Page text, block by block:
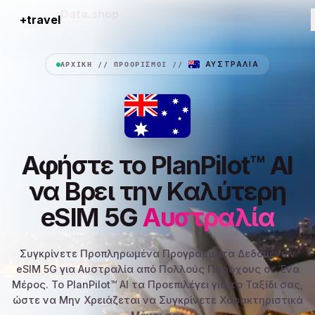
+travel
ΑΡΧΙΚΉ // ΠΡΟΟΡΙΣΜΟΊ // ΑΥΣΤΡΑΛΊΑ
Αφήστε το PlanPilot™ AI
να Βρει την Καλύτερη
eSIM 5GΑυστραλία
Συγκρίνετε Προπληρωμένα Προγράμματα Δεδομένων
eSIM 5G για Αυστραλία από Πολλούς Παρόχους σε Ένα
Μέρος. Το PlanPilot™ AI τα Προεπιλέγει για το Ταξίδι σας,
ώστε να Μην Χρειάζεται να Συγκρίνετε Χαρακτηριστικά